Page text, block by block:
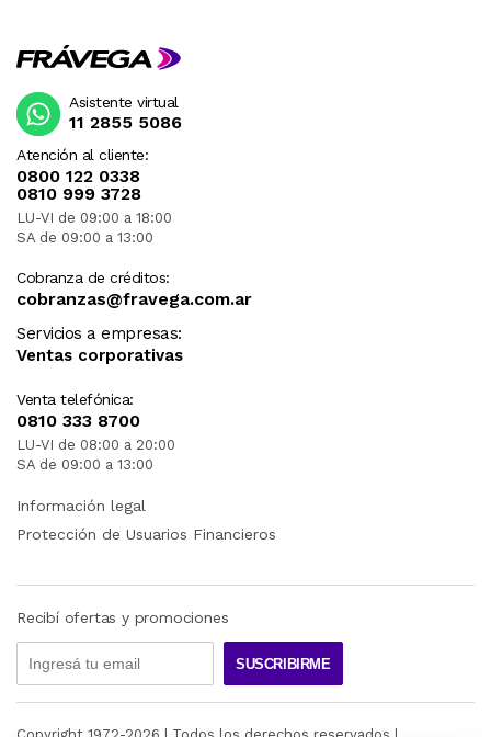
Atención al cliente:
0800 122 0338
0810 999 3728
LU-VI de 09:00 a 18:00
SA de 09:00 a 13:00
Cobranza de créditos:
cobranzas@fravega.com.ar
Servicios a empresas:
Ventas corporativas
Venta telefónica:
0810 333 8700
LU-VI de 08:00 a 20:00
SA de 09:00 a 13:00
Asistente virtual
11 2855 5086
Información legal
Protección de Usuarios Financieros
Recibí ofertas y promociones
SUSCRIBIRME